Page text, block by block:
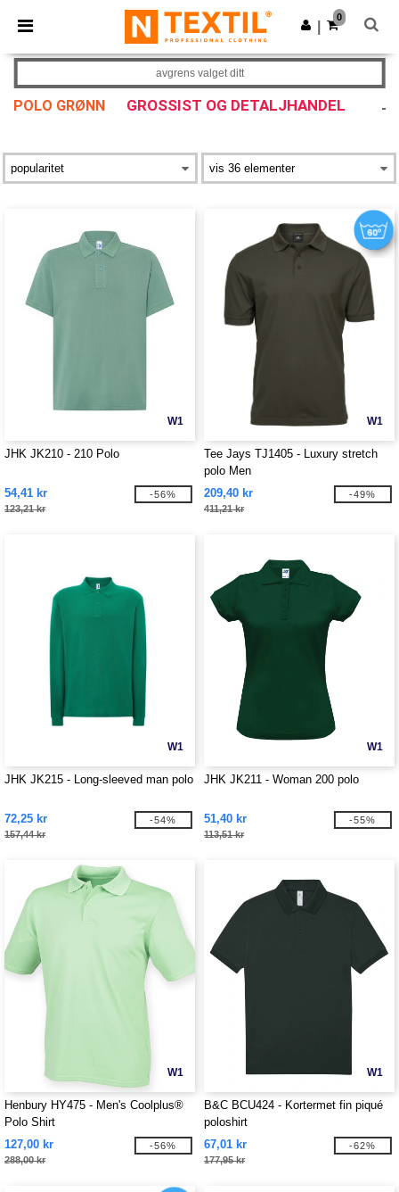
× Ntextil-app
Bedre priser i appen!
Last ned app
0
POLO GRØNN GROSSIST OG DETALJHANDEL
avgrens valget ditt
W1
JHK JK210 - 210 Polo
54,41 kr
123,21 kr
-56%
W1
Tee Jays TJ1405 - Luxury stretch
polo Men
209,40 kr
411,21 kr
-49%
W1
JHK JK215 - Long-sleeved man polo
72,25 kr
157,44 kr
-54%
W1
JHK JK211 - Woman 200 polo
51,40 kr
113,51 kr
-55%
W1
Henbury HY475 - Men's Coolplus®
Polo Shirt
127,00 kr
288,00 kr
-56%
W1
B&C BCU424 - Kortermet fin piqué
poloshirt
67,01 kr
177,95 kr
-62%